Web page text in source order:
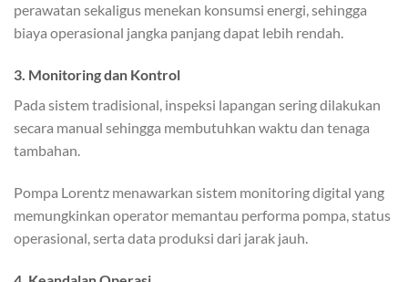
perawatan sekaligus menekan konsumsi energi, sehingga
biaya operasional jangka panjang dapat lebih rendah.
3. Monitoring dan Kontrol
Pada sistem tradisional, inspeksi lapangan sering dilakukan
secara manual sehingga membutuhkan waktu dan tenaga
tambahan.
Pompa Lorentz menawarkan sistem monitoring digital yang
memungkinkan operator memantau performa pompa, status
operasional, serta data produksi dari jarak jauh.